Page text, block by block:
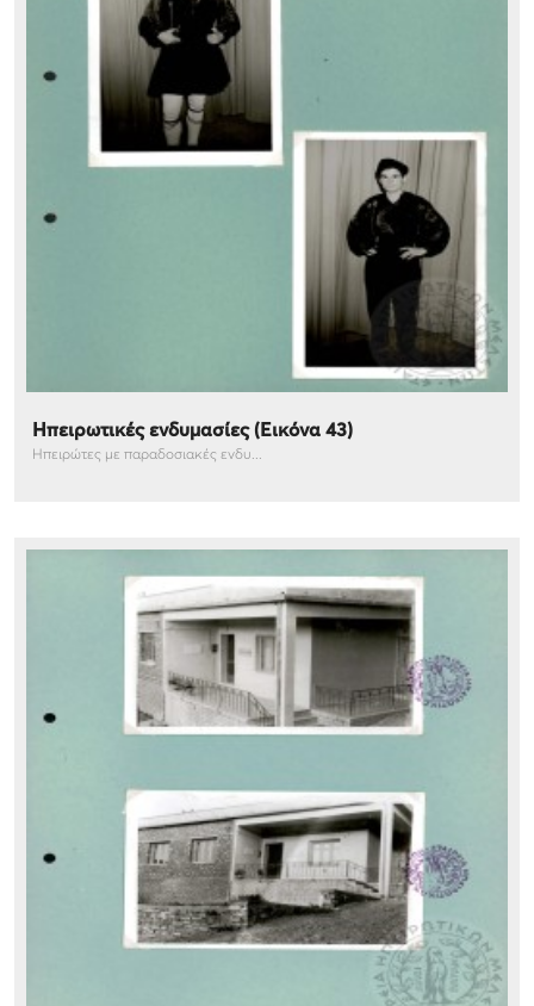
Ηπειρωτικές ενδυμασίες (Εικόνα 43)
Ηπειρώτες με παραδοσιακές ενδυ...